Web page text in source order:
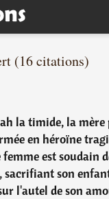
(16 citations)
la timide, la mère
en héroïne
femme est soudain
sacrifiant son
l'autel de son